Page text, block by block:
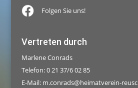
Folgen Sie uns!
Vertreten durch
Marlene Conrads
Telefon: 0 21 37/6 02 85
E-Mail: m.conrads@heimatverein-